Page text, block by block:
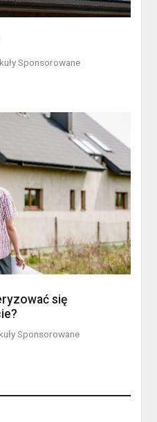
Sponsorowane
się
Sponsorowane